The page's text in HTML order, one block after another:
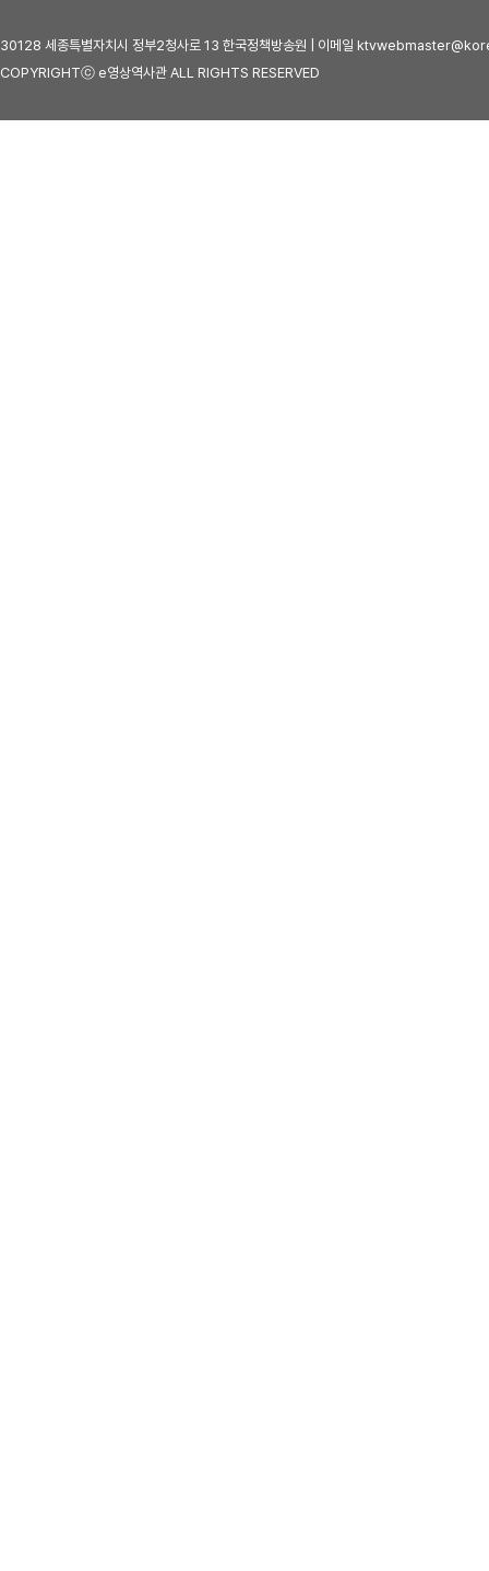
30128 세종특별자치시 정부2청사로 13 한국정책방송원 | 이메일
COPYRIGHTⓒ e영상역사관 ALL RIGHTS RESERVED